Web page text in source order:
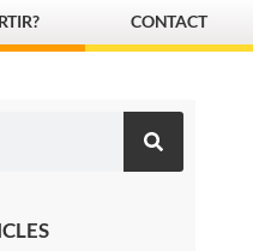
CONTACT